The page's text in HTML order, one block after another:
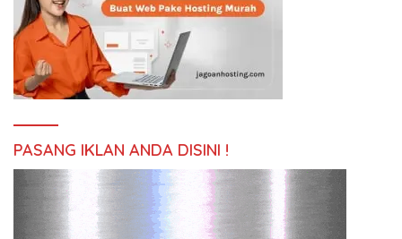
PASANG IKLAN ANDA DISINI !